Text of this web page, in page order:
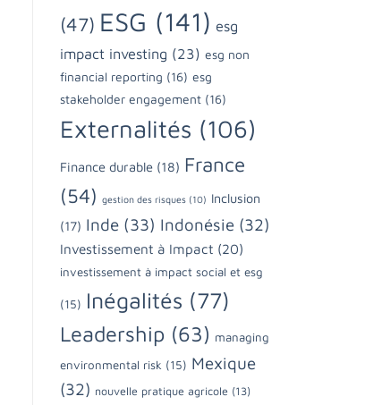
(47) ESG (141) esg
impact investing (23) esg non
financial reporting (16) esg
stakeholder engagement (16)
Externalités (106)
Finance durable (18) France
(54) gestion des risques (10) Inclusion
(17) Inde (33) Indonésie (32)
Investissement à Impact (20)
investissement à impact social et esg
(15) Inégalités (77)
Leadership (63) managing
environmental risk (15) Mexique
(32) nouvelle pratique agricole (13)